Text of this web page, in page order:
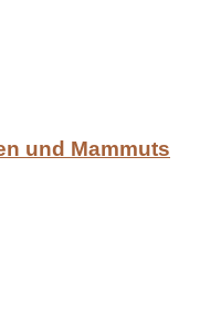
und Mammuts